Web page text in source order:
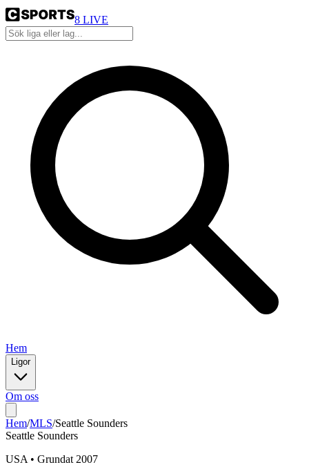
8 LIVE
Hem
Ligor
Om oss
Hem/MLS/Seattle Sounders
Seattle Sounders
USA • Grundat 2007